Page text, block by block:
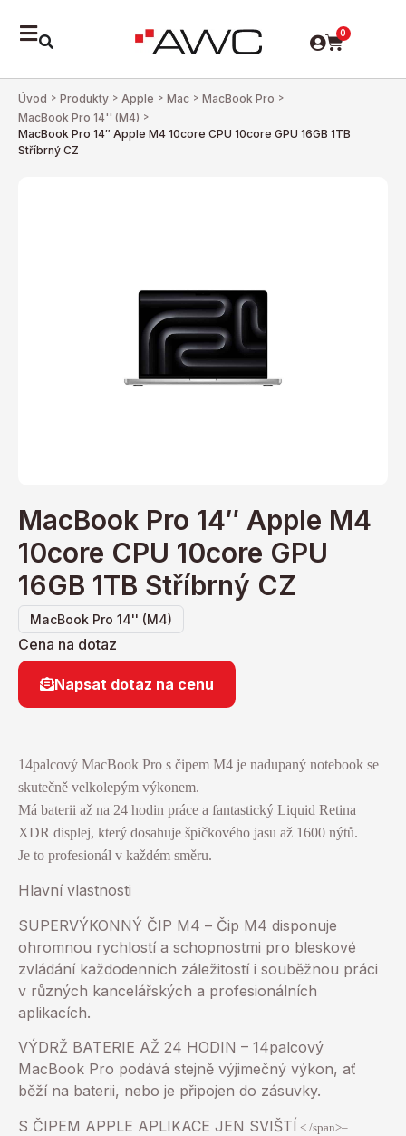
0
Úvod > Produkty > Apple > Mac > MacBook Pro >
MacBook Pro 14'' (M4) >
MacBook Pro 14″ Apple M4 10core CPU 10core GPU 16GB 1TB
Stříbrný CZ
MacBook Pro 14'' (M4)
MacBook Pro 14″ Apple M4
10core CPU 10core GPU
16GB 1TB Stříbrný CZ
Cena na dotaz
Napsat dotaz na cenu
14palcový MacBook Pro s čipem M4 je nadupaný notebook se
skutečně velkolepým výkonem.
Má baterii až na 24 hodin práce a fantastický Liquid Retina
XDR displej, který dosahuje špičkového jasu až 1600 nýtů.
Je to profesionál v každém směru.
Hlavní vlastnosti
SUPERVÝKONNÝ ČIP M4 – Čip M4 disponuje
ohromnou rychlostí a schopnostmi pro bleskové
zvládání každodenních záležitostí i souběžnou práci
v různých kancelářských a profesionálních
aplikacích.
VÝDRŽ BATERIE AŽ 24 HODIN – 14palcový
MacBook Pro podává stejně výjimečný výkon, ať
běží na baterii, nebo je připojen do zásuvky.
S ČIPEM APPLE APLIKACE JEN SVIŠTÍ < /span>–